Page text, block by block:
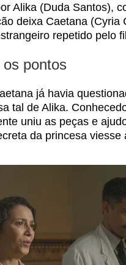
Alika (Duda Santos),
deixa Caetana (Cyria
repetido pelo
pontos
já havia
tal de Alika.
uniu as peças e
da princesa viesse